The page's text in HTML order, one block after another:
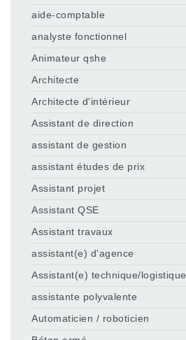
aide-comptable
analyste fonctionnel
Animateur qshe
Architecte
Architecte d'intérieur
Assistant de direction
assistant de gestion
assistant études de prix
Assistant projet
Assistant QSE
Assistant travaux
assistant(e) d'agence
Assistant(e) technique/logistique
assistante polyvalente
Automaticien / roboticien